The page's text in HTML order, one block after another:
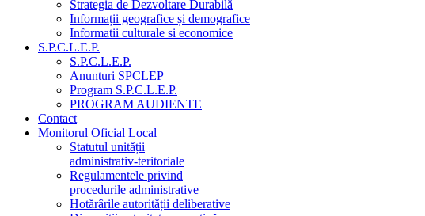
Strategia de Dezvoltare Durabilă
Informații geografice și demografice
Informatii culturale si economice
S.P.C.L.E.P.
S.P.C.L.E.P.
Anunturi SPCLEP
Program S.P.C.L.E.P.
PROGRAM AUDIENTE
Contact
Monitorul Oficial Local
Statutul unității
administrativ-teritoriale
Regulamentele privind
procedurile administrative
Hotărârile autorității deliberative